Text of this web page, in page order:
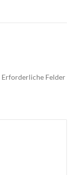
Erforderliche Felder